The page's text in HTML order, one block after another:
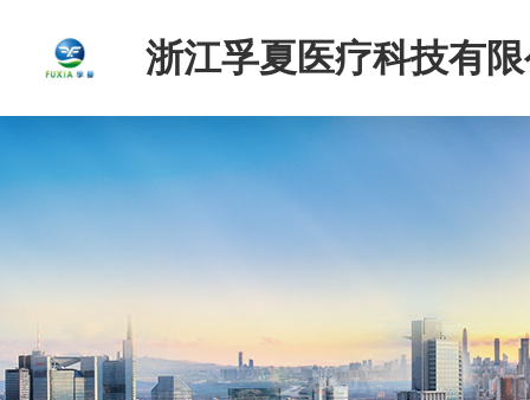
浙江孚夏医疗科技有